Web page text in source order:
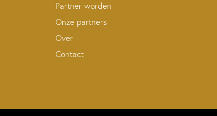
Partner worden
Onze partners
Over
Contact